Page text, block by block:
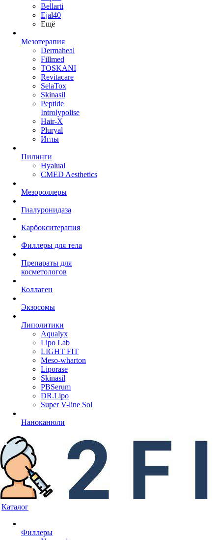
Bellarti
Ejal40
Ещё
Мезотерапия
Dermaheal
Fillmed
TOSKANI
Revitacare
SelaTox
Skinasil
Peptide
Introlypolise
Hair-X
Pluryal
Иглы
Пилинги
Hyalual
CMED Aesthetics
Мезороллеры
Гиалуронидаза
Карбокситерапия
Филлеры для тела
Препараты для
косметологов
Коллаген
Экзосомы
Липолитики
Aqualyx
Lipo Lab
LIGHT FIT
Meso-wharton
Liporase
Skinasil
PBSerum
DR.Lipo
Super V-line Sol
Наноканюли
Каталог
Филлеры